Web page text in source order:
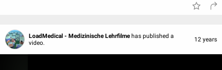
LoadMedical - Medizinische Lehrfilme has published a
video.
12 years